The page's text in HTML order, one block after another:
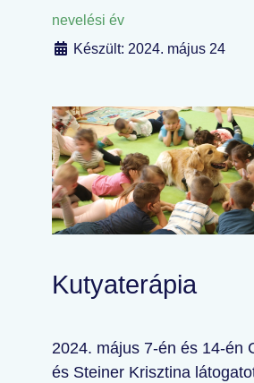
nevelési év
Készült: 2024. május 24
Kutyaterápia
2024. május 7-én és 14-én
és Steiner Krisztina